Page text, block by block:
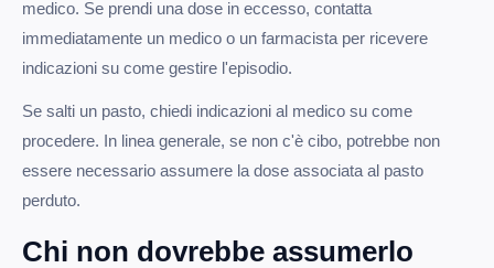
medico. Se prendi una dose in eccesso, contatta
immediatamente un medico o un farmacista per ricevere
indicazioni su come gestire l'episodio.
Se salti un pasto, chiedi indicazioni al medico su come
procedere. In linea generale, se non c'è cibo, potrebbe non
essere necessario assumere la dose associata al pasto
perduto.
Chi non dovrebbe assumerlo